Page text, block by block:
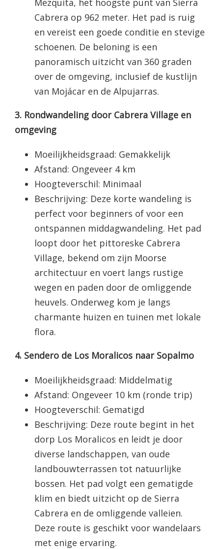
Cabrera op 962 meter. Het pad is ruig
en vereist een goede conditie en stevige
schoenen. De beloning is een
panoramisch uitzicht van 360 graden
over de omgeving, inclusief de kustlijn
van Mojácar en de Alpujarras.
3. Rondwandeling door Cabrera Village en
omgeving
Moeilijkheidsgraad: Gemakkelijk
Afstand: Ongeveer 4 km
Hoogteverschil: Minimaal
Beschrijving: Deze korte wandeling is
perfect voor beginners of voor een
ontspannen middagwandeling. Het pad
loopt door het pittoreske Cabrera
Village, bekend om zijn Moorse
architectuur en voert langs rustige
wegen en paden door de omliggende
heuvels. Onderweg kom je langs
charmante huizen en tuinen met lokale
flora.
4. Sendero de Los Moralicos naar Sopalmo
Moeilijkheidsgraad: Middelmatig
Afstand: Ongeveer 10 km (ronde trip)
Hoogteverschil: Gematigd
Beschrijving: Deze route begint in het
dorp Los Moralicos en leidt je door
diverse landschappen, van oude
landbouwterrassen tot natuurlijke
bossen. Het pad volgt een gematigde
klim en biedt uitzicht op de Sierra
Cabrera en de omliggende valleien.
Deze route is geschikt voor wandelaars
met enige ervaring.